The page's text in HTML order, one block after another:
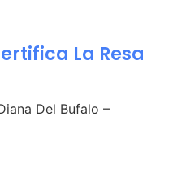
La Resa
Del Bufalo –